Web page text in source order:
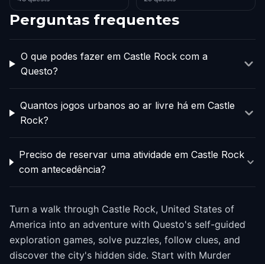
Perguntas frequentes
O que podes fazer em Castle Rock com a
Questo?
Quantos jogos urbanos ao ar livre há em Castle
Rock?
Preciso de reservar uma atividade em Castle Rock
com antecedência?
Turn a walk through Castle Rock, United States of
America into an adventure with Questo's self-guided
exploration games, solve puzzles, follow clues, and
discover the city's hidden side. Start with Murder